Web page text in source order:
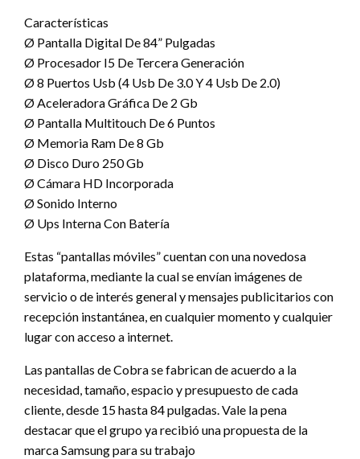
Características
Ø Pantalla Digital De 84” Pulgadas
Ø Procesador I5 De Tercera Generación
Ø 8 Puertos Usb (4 Usb De 3.0 Y 4 Usb De 2.0)
Ø Aceleradora Gráfica De 2 Gb
Ø Pantalla Multitouch De 6 Puntos
Ø Memoria Ram De 8 Gb
Ø Disco Duro 250 Gb
Ø Cámara HD Incorporada
Ø Sonido Interno
Ø Ups Interna Con Batería
Estas “pantallas móviles” cuentan con una novedosa
plataforma, mediante la cual se envían imágenes de
servicio o de interés general y mensajes publicitarios con
recepción instantánea, en cualquier momento y cualquier
lugar con acceso a internet.
Las pantallas de Cobra se fabrican de acuerdo a la
necesidad, tamaño, espacio y presupuesto de cada
cliente, desde 15 hasta 84 pulgadas. Vale la pena
destacar que el grupo ya recibió una propuesta de la
marca Samsung para su trabajo